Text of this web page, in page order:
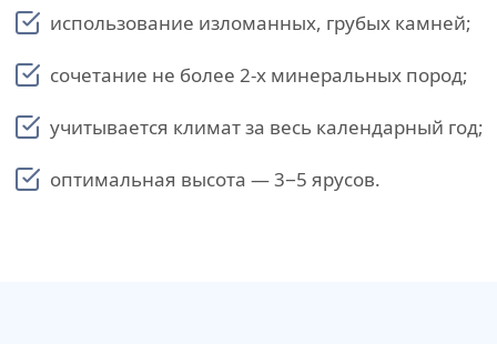
использование изломанных, грубых камней;
сочетание не более 2-х минеральных пород;
учитывается климат за весь календарный год;
оптимальная высота — 3−5 ярусов.